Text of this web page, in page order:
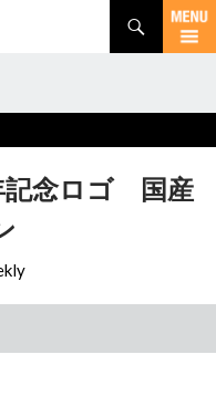
記念ロゴ 国産